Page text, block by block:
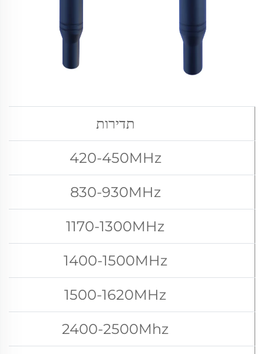
תדירות
420-450MHz
830-930MHz
1170-1300MHz
1400-1500MHz
1500-1620MHz
2400-2500Mhz